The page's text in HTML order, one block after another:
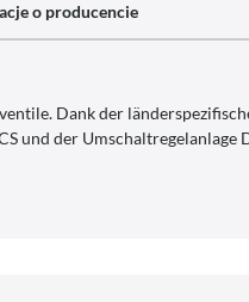
o producencie
Dank der
und der